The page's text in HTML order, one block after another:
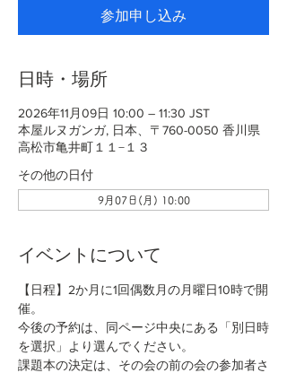
参加申し込み
日時・場所
2026年11月09日 10:00 – 11:30 JST
本屋ルヌガンガ, 日本、〒760-0050 香川県
高松市亀井町１１−１３
その他の日付
9月07日(月) 10:00
イベントについて
【日程】2か月に1回偶数月の月曜日10時で開
催。
今後の予約は、同ページ中央にある「別日時
を選択」より選んでください。
課題本の決定は、その会の前の会の参加者さ